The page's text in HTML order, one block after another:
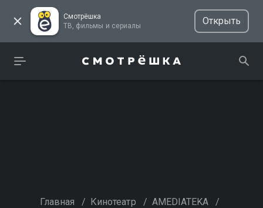
Смотрёшка
ТВ, фильмы и сериалы
Открыть
Главная / Кинотеатр / AMEDIATEKA /